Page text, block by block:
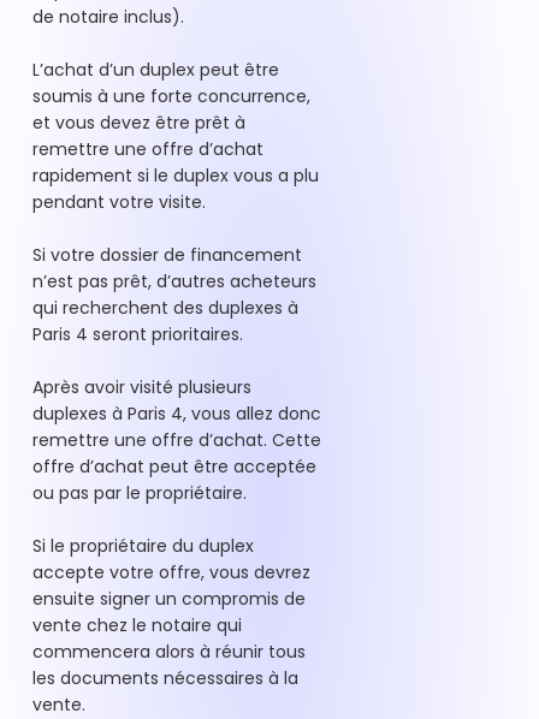
de notaire inclus).
L’achat d’un duplex peut être
soumis à une forte concurrence,
et vous devez être prêt à
remettre une offre d’achat
rapidement si le duplex vous a plu
pendant votre visite.
Si votre dossier de financement
n’est pas prêt, d’autres acheteurs
qui recherchent des duplexes à
Paris 4 seront prioritaires.
Après avoir visité plusieurs
duplexes à Paris 4, vous allez donc
remettre une offre d’achat. Cette
offre d’achat peut être acceptée
ou pas par le propriétaire.
Si le propriétaire du duplex
accepte votre offre, vous devrez
ensuite signer un compromis de
vente chez le notaire qui
commencera alors à réunir tous
les documents nécessaires à la
vente.